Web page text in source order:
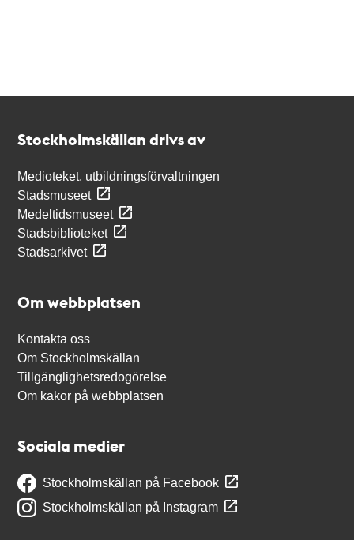
Stockholmskällan drivs av
Medioteket, utbildningsförvaltningen
Stadsmuseet
Medeltidsmuseet
Stadsbiblioteket
Stadsarkivet
Om webbplatsen
Kontakta oss
Om Stockholmskällan
Tillgänglighetsredogörelse
Om kakor på webbplatsen
Sociala medier
Stockholmskällan på Facebook
Stockholmskällan på Instagram